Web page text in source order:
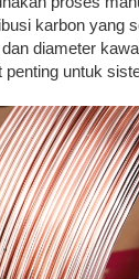
karbon yang
diameter
untuk